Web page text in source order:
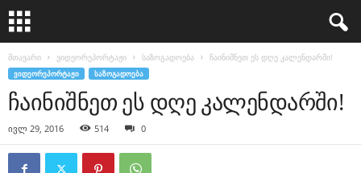
მთავარი ვიდეორეპორტაჟი საზოგადოება ჩაინიშნეთ ეს დღე კალენდარში!
ᲕᲘᲓᲔᲝᲠᲔᲞᲝᲠᲢᲐᲟᲘ ᲡᲐᲖᲝᲒᲐᲓᲝᲔᲑᲐ
ჩაინიშნეთ ეს დღე კალენდარში!
ივლ 29, 2016 514 0